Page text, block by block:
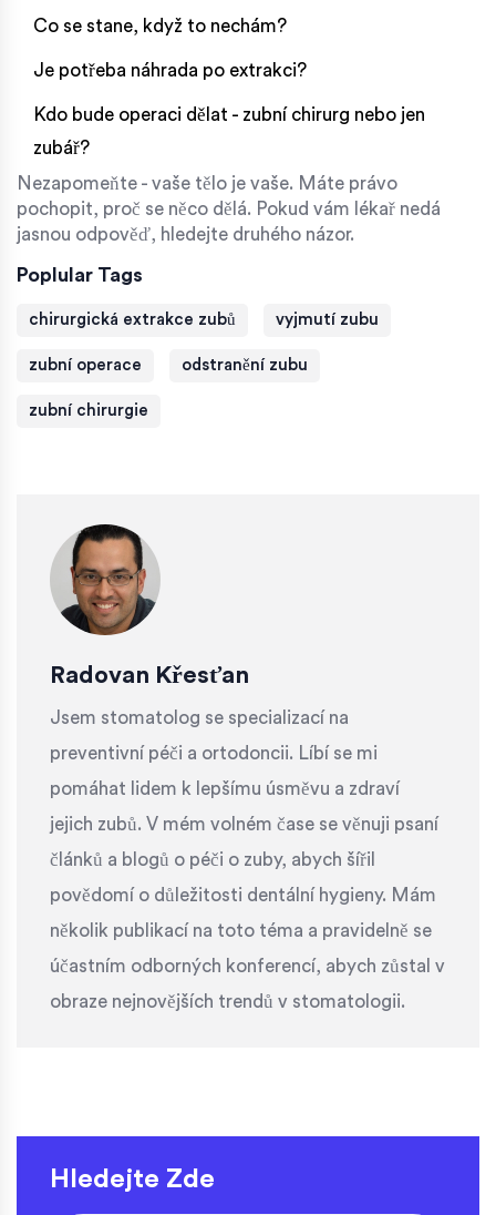
Co se stane, když to nechám?
Je potřeba náhrada po extrakci?
Kdo bude operaci dělat - zubní chirurg nebo jen
zubář?
Nezapomeňte - vaše tělo je vaše. Máte právo
pochopit, proč se něco dělá. Pokud vám lékař nedá
jasnou odpověď, hledejte druhého názor.
Poplular Tags
chirurgická extrakce zubů vyjmutí zubu
zubní operace odstranění zubu
zubní chirurgie
Radovan Křesťan
Jsem stomatolog se specializací na
preventivní péči a ortodoncii. Líbí se mi
pomáhat lidem k lepšímu úsměvu a zdraví
jejich zubů. V mém volném čase se věnuji psaní
článků a blogů o péči o zuby, abych šířil
povědomí o důležitosti dentální hygieny. Mám
několik publikací na toto téma a pravidelně se
účastním odborných konferencí, abych zůstal v
obraze nejnovějších trendů v stomatologii.
Hledejte Zde